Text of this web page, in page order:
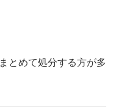
とめて処分する方が多